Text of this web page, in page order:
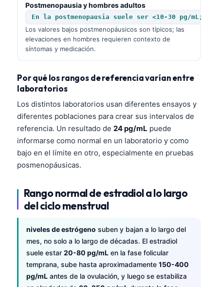
Postmenopausia y hombres adultos
En la postmenopausia suele ser <10-30 pg/mL; en
Los valores bajos postmenopáusicos son típicos; las
elevaciones en hombres requieren contexto de
síntomas y medicación.
Por qué los rangos de referencia varían entre
laboratorios
Los distintos laboratorios usan diferentes ensayos y
diferentes poblaciones para crear sus intervalos de
referencia. Un resultado de 24 pg/mL puede
informarse como normal en un laboratorio y como
bajo en el límite en otro, especialmente en pruebas
posmenopáusicas.
Rango normal de estradiol a lo largo
del ciclo menstrual
niveles de estrógeno suben y bajan a lo largo del
mes, no solo a lo largo de décadas. El estradiol
suele estar 20-80 pg/mL en la fase folicular
temprana, sube hasta aproximadamente 150-400
pg/mL antes de la ovulación, y luego se estabiliza